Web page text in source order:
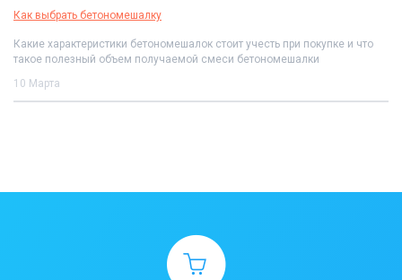
Как выбрать бетономешалку
Какие характеристики бетономешалок стоит учесть при покупке и что
такое полезный объем получаемой смеси бетономешалки
10 Марта